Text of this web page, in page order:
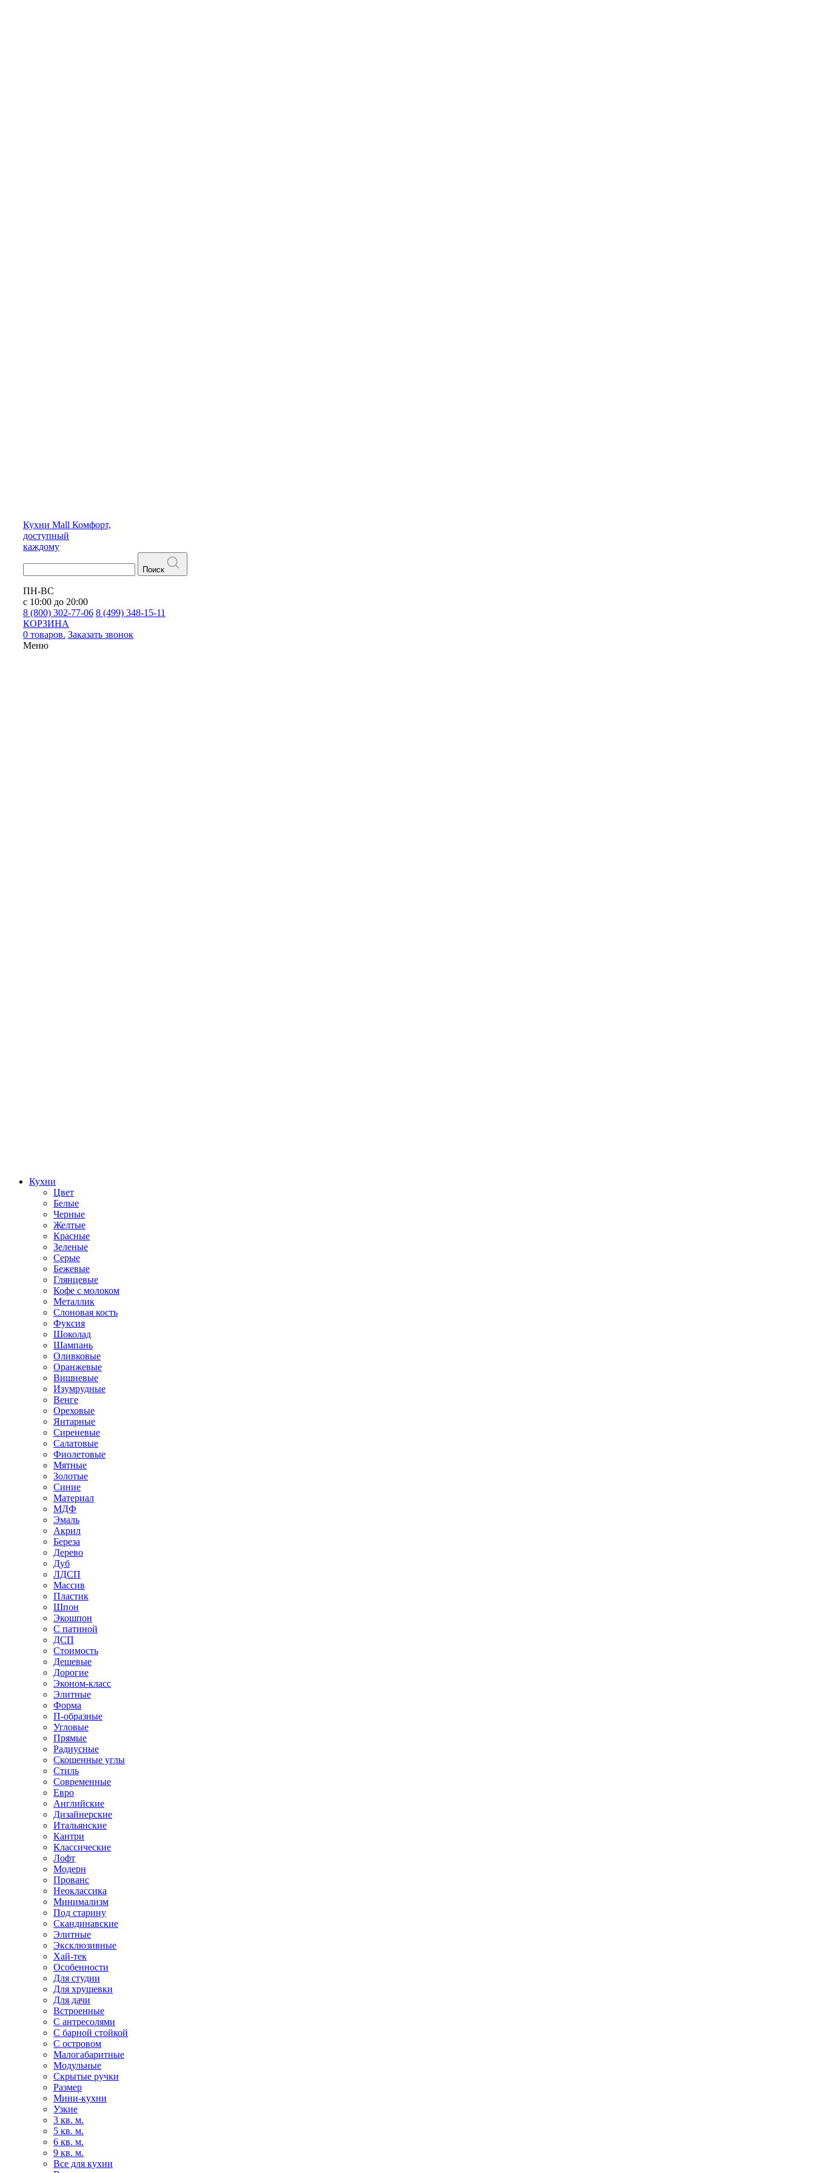
Кухни Mall Комфорт,
доступный
каждому
Поиск
ПН-ВС
с 10:00 до 20:00
8 (800) 302-77-06 8 (499) 348-15-11
КОРЗИНА
0 товаров. Заказать звонок
Меню
Кухни
Цвет
Белые
Черные
Желтые
Красные
Зеленые
Серые
Бежевые
Глянцевые
Кофе с молоком
Металлик
Слоновая кость
Фуксия
Шоколад
Шампань
Оливковые
Оранжевые
Вишневые
Изумрудные
Венге
Ореховые
Янтарные
Сиреневые
Салатовые
Фиолетовые
Мятные
Золотые
Синие
Материал
МДФ
Эмаль
Акрил
Береза
Дерево
Дуб
ЛДСП
Массив
Пластик
Шпон
Экошпон
С патиной
ДСП
Стоимость
Дешевые
Дорогие
Эконом-класс
Элитные
Форма
П-образные
Угловые
Прямые
Радиусные
Скошенные углы
Стиль
Современные
Евро
Английские
Дизайнерские
Итальянские
Кантри
Классические
Лофт
Модерн
Прованс
Неоклассика
Минимализм
Под старину
Скандинавские
Элитные
Эксклюзивные
Хай-тек
Особенности
Для студии
Для хрущевки
Для дачи
Встроенные
С антресолями
С барной стойкой
С островом
Малогабаритные
Модульные
Скрытые ручки
Размер
Мини-кухни
Узкие
3 кв. м.
5 кв. м.
6 кв. м.
9 кв. м.
Все для кухни